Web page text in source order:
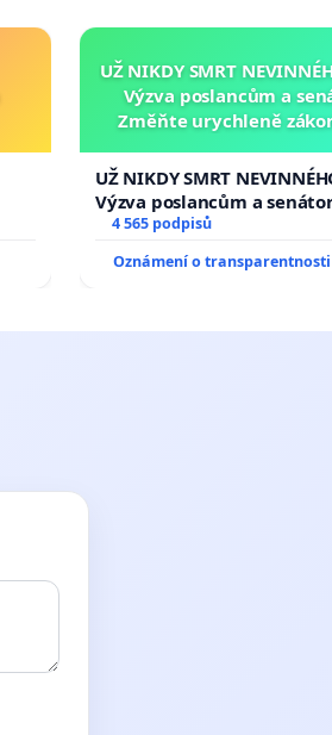
UŽ NIKDY SMRT
Výzva poslancům a
Změňte urychleně
opakovat!
UŽ NIKDY SMRT
Výzva poslancům a
Změňte urychleně zákon,
tragédie malé Viktorky už
opakovat!
4 565 podpisů
Oznámení o transparentnosti